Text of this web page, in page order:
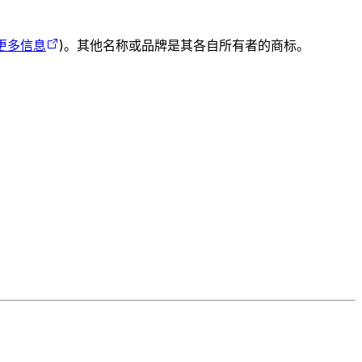
多信息
)。其他名称或品牌是其各自所有者的商标。